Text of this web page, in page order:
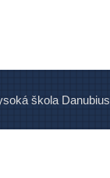
škola Danubius